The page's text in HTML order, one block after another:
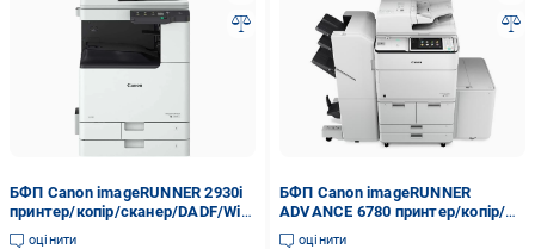
БФП Canon imageRUNNER 2930i
принтер/копір/сканер/DADF/Wi-
Fi
оцінити
БФП Canon imageRUNNER
ADVANCE 6780 принтер/копір/
сканер/факс/ARDF)
оцінити